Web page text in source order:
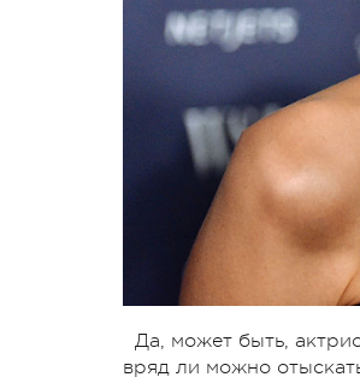
Да, может быть,
вряд ли можно